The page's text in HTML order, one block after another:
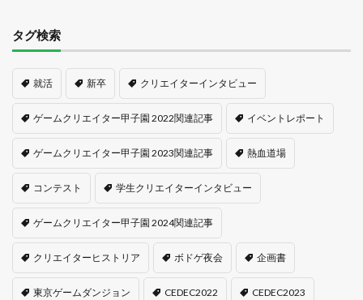
タグ検索
就活 新卒 クリエイターインタビュー
ゲームクリエイター甲子園 2022関連記事 イベントレポート
ゲームクリエイター甲子園 2023関連記事 熱血道場
コンテスト 学生クリエイターインタビュー
ゲームクリエイター甲子園 2024関連記事
クリエイターヒストリア ボドゲ夜会 企画書
東京ゲームダンジョン CEDEC2022 CEDEC2023